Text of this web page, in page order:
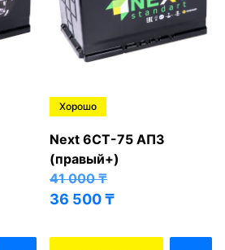
Хорошо
Next 6СТ-75 АПЗ
(правый+)
41 000₸
36 500₸